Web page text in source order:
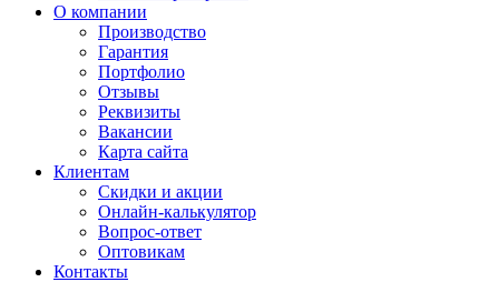
О компании
Производство
Гарантия
Портфолио
Отзывы
Реквизиты
Вакансии
Карта сайта
Клиентам
Скидки и акции
Онлайн-калькулятор
Вопрос-ответ
Оптовикам
Контакты